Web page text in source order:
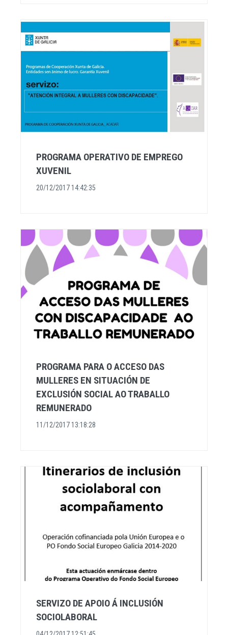
PROGRAMA OPERATIVO DE EMPREGO
XUVENIL
20/12/2017 14:42:35
PROGRAMA PARA O ACCESO DAS
MULLERES EN SITUACIÓN DE
EXCLUSIÓN SOCIAL AO TRABALLO
REMUNERADO
11/12/2017 13:18:28
SERVIZO DE APOIO Á INCLUSIÓN
SOCIOLABORAL